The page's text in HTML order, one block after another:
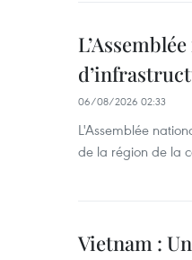
06/08/2026 02:33
L'Assemblée
de la région de la
Vietnam :